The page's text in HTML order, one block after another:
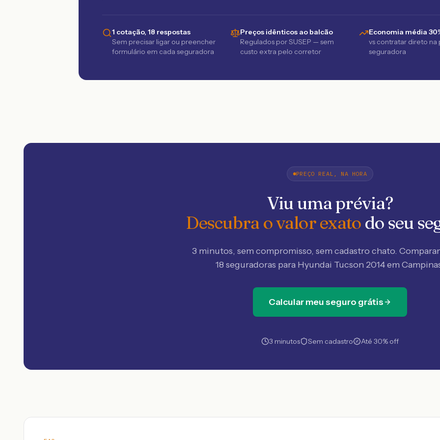
1 cotação, 18 respostas
Sem precisar ligar ou preencher
formulário em cada seguradora
Preços idênticos ao balcão
Regulados por SUSEP — sem
custo extra pelo corretor
Economia média
vs contratar direto na
seguradora
PREÇO REAL, NA HORA
Viu uma prévia?
Descubra o valor exato do seu
3 minutos, sem compromisso, sem cadastro chato.
18 seguradoras para Hyundai Tucson 2014 em
Calcular meu seguro grátis
3 minutos Sem cadastro Até 30% off